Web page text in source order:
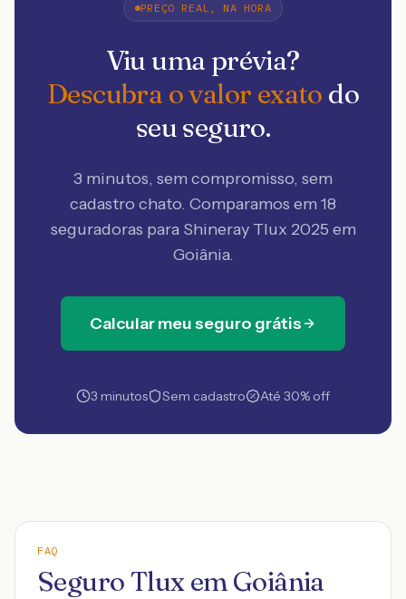
PREÇO REAL, NA HORA
Viu uma prévia?
Descubra o valor exato do
seu seguro.
3 minutos, sem compromisso, sem
cadastro chato. Comparamos em 18
seguradoras para Shineray Tlux 2025 em
Goiânia.
Calcular meu seguro grátis
3 minutos Sem cadastro Até 30% off
FAQ
Seguro Tlux em Goiânia